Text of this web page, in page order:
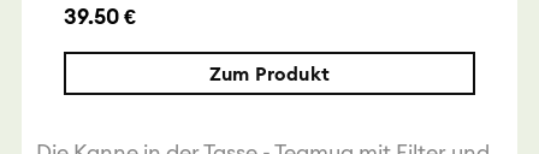
39.50 €
Zum Produkt